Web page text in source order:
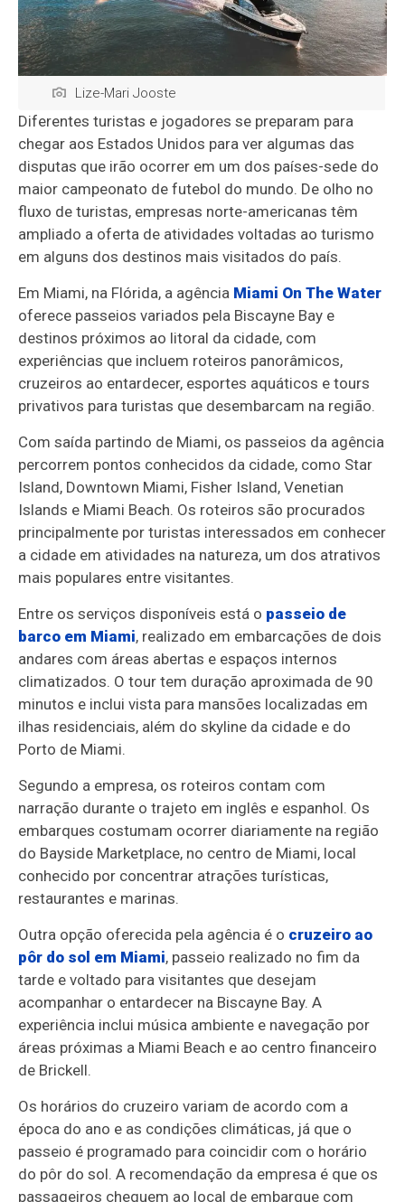
Lize-Mari Jooste
Diferentes turistas e jogadores se preparam para
chegar aos Estados Unidos para ver algumas das
disputas que irão ocorrer em um dos países-sede do
maior campeonato de futebol do mundo. De olho no
fluxo de turistas, empresas norte-americanas têm
ampliado a oferta de atividades voltadas ao turismo
em alguns dos destinos mais visitados do país.
Em Miami, na Flórida, a agência Miami On The Water
oferece passeios variados pela Biscayne Bay e
destinos próximos ao litoral da cidade, com
experiências que incluem roteiros panorâmicos,
cruzeiros ao entardecer, esportes aquáticos e tours
privativos para turistas que desembarcam na região.
Com saída partindo de Miami, os passeios da agência
percorrem pontos conhecidos da cidade, como Star
Island, Downtown Miami, Fisher Island, Venetian
Islands e Miami Beach. Os roteiros são procurados
principalmente por turistas interessados em conhecer
a cidade em atividades na natureza, um dos atrativos
mais populares entre visitantes.
Entre os serviços disponíveis está o passeio de
barco em Miami, realizado em embarcações de dois
andares com áreas abertas e espaços internos
climatizados. O tour tem duração aproximada de 90
minutos e inclui vista para mansões localizadas em
ilhas residenciais, além do skyline da cidade e do
Porto de Miami.
Segundo a empresa, os roteiros contam com
narração durante o trajeto em inglês e espanhol. Os
embarques costumam ocorrer diariamente na região
do Bayside Marketplace, no centro de Miami, local
conhecido por concentrar atrações turísticas,
restaurantes e marinas.
Outra opção oferecida pela agência é o cruzeiro ao
pôr do sol em Miami, passeio realizado no fim da
tarde e voltado para visitantes que desejam
acompanhar o entardecer na Biscayne Bay. A
experiência inclui música ambiente e navegação por
áreas próximas a Miami Beach e ao centro financeiro
de Brickell.
Os horários do cruzeiro variam de acordo com a
época do ano e as condições climáticas, já que o
passeio é programado para coincidir com o horário
do pôr do sol. A recomendação da empresa é que os
passageiros cheguem ao local de embarque com